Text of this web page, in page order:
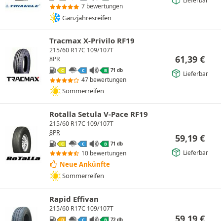
7 bewertungen
Ganzjahresreifen
Tracmax X-Privilo RF19
215/60 R17C 109/107T
8PR
C C B 71 db
47 bewertungen
Sommerreifen
61,39 €
Lieferbar
Rotalla Setula V-Pace RF19
215/60 R17C 109/107T
8PR
C C B 71 db
10 bewertungen
Neue Ankünfte
Sommerreifen
59,19 €
Lieferbar
Rapid Effivan
215/60 R17C 109/107T
72 db 59,19 €